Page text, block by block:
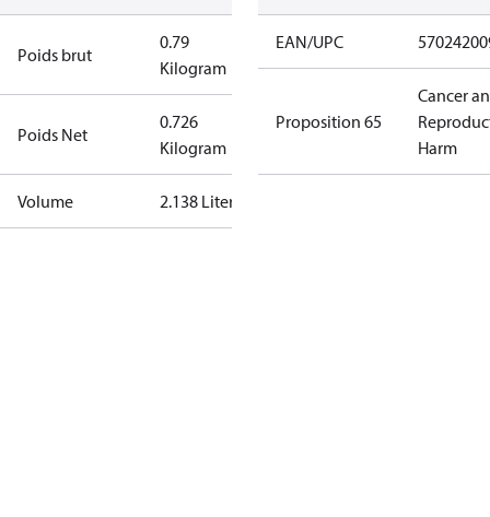
Poids brut
0.79
Kilogram
Poids Net
0.726
Kilogram
Volume 2.138 Liter
EAN/UPC
Proposition 65
Cancer
Harm